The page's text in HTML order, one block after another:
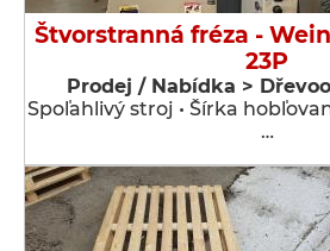
Štvorstranná fréza -
23P
Prodej / Nabídka >
Spoľahlivý stroj • Šírka
…